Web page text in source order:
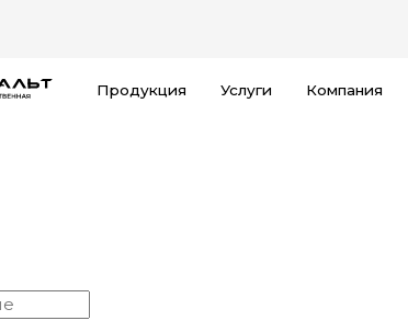
Продукция Услуги Компания